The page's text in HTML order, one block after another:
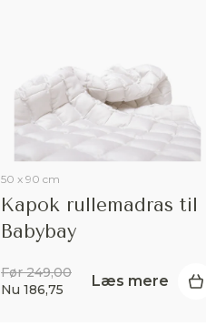
50 x 90 cm
Kapok rullemadras til
Babybay
Før 249,00
Nu 186,75
Læs mere